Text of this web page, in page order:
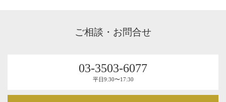
ご相談・お問合せ
03-3503-6077
平⽇9:30〜17:30